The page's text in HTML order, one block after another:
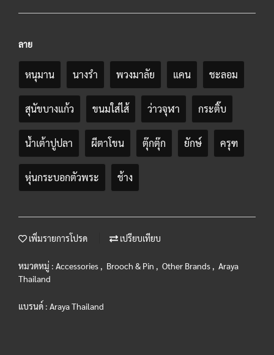
ลาย
หนุมาน นางรำ พวงมาลัย แคน ชะลอม
สุนัขบางแก้ว ขนมใส่ไส้ ว่าวจุฬา กระติ๊บ
น้ำเต้าปูปลา ผีตาโขน ตุ๊กตุ๊ก ยักษ์ ครุฑ
หุ่นกระบอกตัวพระ ช้าง
เพิ่มรายการโปรด เปรียบเทียบ
หมวดหมู่ : Accessories , Brooch & Pin , Other Brands , Araya
Thailand
แบรนด์ : Araya Thailand